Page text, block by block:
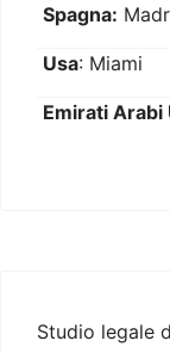
Spagna:
Usa: Miami
Emirati Arabi
Studio legale